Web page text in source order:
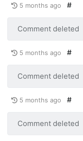
5 months ago #
Comment deleted
5 months ago #
Comment deleted
5 months ago #
Comment deleted